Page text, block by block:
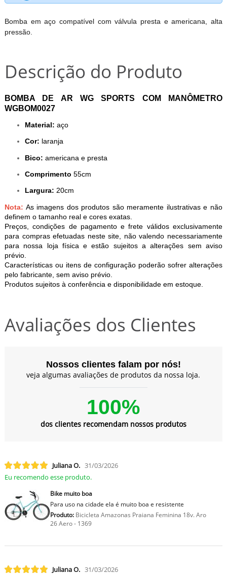
Bomba em aço compatível com válvula presta e americana, alta
pressão.
Descrição do Produto
BOMBA DE AR WG SPORTS COM MANÔMETRO
WGBOM0027
Material: aço
Cor: laranja
Bico: americana e presta
Comprimento 55cm
Largura: 20cm
Nota: As imagens dos produtos são meramente ilustrativas e não
definem o tamanho real e cores exatas.
Preços, condições de pagamento e frete válidos exclusivamente
para compras efetuadas neste site, não valendo necessariamente
para nossa loja física e estão sujeitos a alterações sem aviso
prévio.
Características ou itens de configuração poderão sofrer alterações
pelo fabricante, sem aviso prévio.
Produtos sujeitos à conferência e disponibilidade em estoque.
Avaliações dos Clientes
Nossos clientes falam por nós!
veja algumas avaliações de produtos da nossa loja.
100%
dos clientes recomendam nossos produtos
Juliana O. 31/03/2026
Eu recomendo esse produto.
Bike muito boa
Para uso na cidade ela é muito boa e resistente
Produto:Bicicleta Amazonas Praiana Feminina 18v. Aro
26 Aero - 1369
Juliana O. 31/03/2026